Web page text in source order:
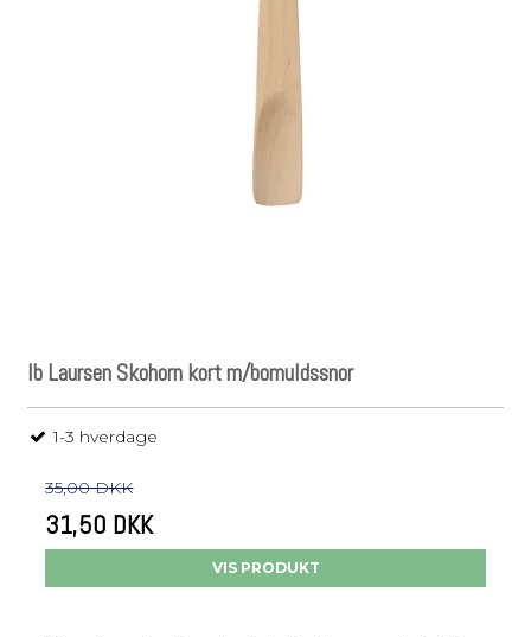
Ib Laursen Skohorn kort m/bomuldssnor
1-3 hverdage
35,00 DKK
31,50 DKK
VIS PRODUKT